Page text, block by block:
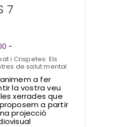
7
-
i Crispetes: Els
de salut mental
a fer
la vostra veu
xerrades que
a partir
projecció